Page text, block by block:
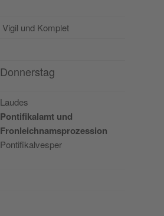
Vigil und Komplet
Donnerstag
Lau­des
Pon­ti­fi­ka­lamt und
Fron­leich­nams­pro­zes­sion
Pontifikalvesper